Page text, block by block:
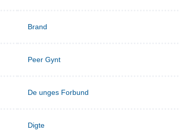
Brand
Peer Gynt
De unges Forbund
Digte